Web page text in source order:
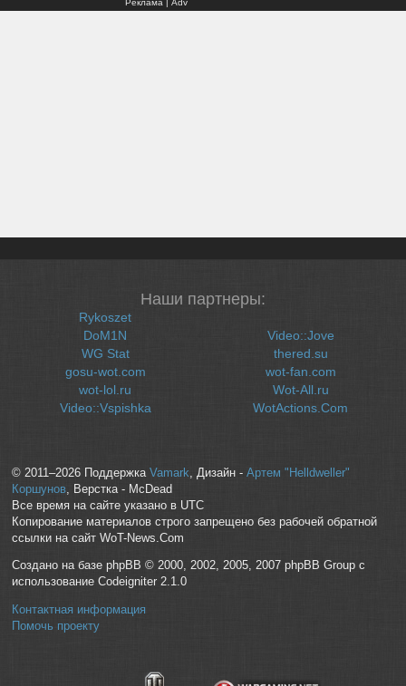
Наши партнеры:
Rykoszet
DoM1N
WG Stat
gosu-wot.com
wot-lol.ru
Video::Vspishka
Video::Jove
thered.su
wot-fan.com
Wot-All.ru
WotActions.Com
© 2011–2026 Поддержка Vamark, Дизайн - Артем "Helldweller"
Коршунов, Верстка - McDead
Все время на сайте указано в UTC
Копирование материалов строго запрещено без рабочей обратной
ссылки на сайт WoT-News.Com
Создано на базе phpBB © 2000, 2002, 2005, 2007 phpBB Group с
использование Codeigniter 2.1.0
Контактная информация
Помочь проекту